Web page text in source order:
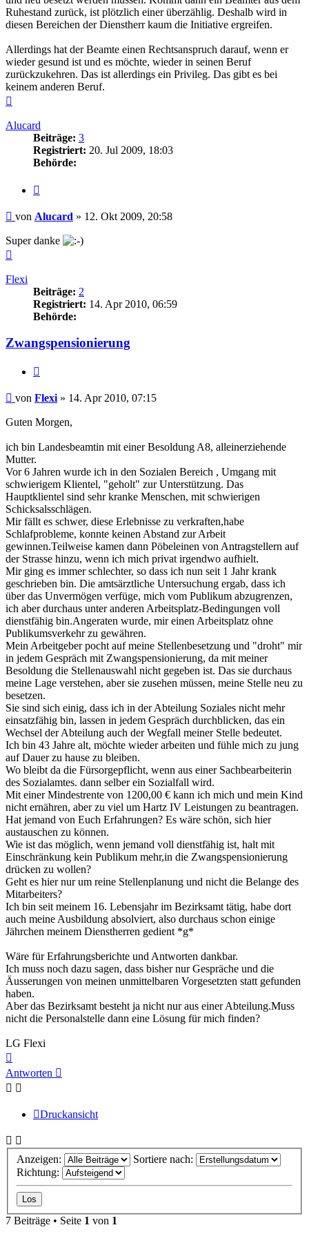
Ruhestand zurück, ist plötzlich einer überzählig. Deshalb wird in
diesen Bereichen der Dienstherr kaum die Initiative ergreifen.
Allerdings hat der Beamte einen Rechtsanspruch darauf, wenn er
wieder gesund ist und es möchte, wieder in seinen Beruf
zurückzukehren. Das ist allerdings ein Privileg. Das gibt es bei
keinem anderen Beruf.
Alucard
Beiträge: 3
Registriert: 20. Jul 2009, 18:03
Behörde:
Beitrag
von Alucard » 12. Okt 2009, 20:58
Super danke
Flexi
Beiträge: 2
Registriert: 14. Apr 2010, 06:59
Behörde:
Zwangspensionierung
Beitrag
von Flexi » 14. Apr 2010, 07:15
Guten Morgen,
ich bin Landesbeamtin mit einer Besoldung A8, alleinerziehende
Mutter.
Vor 6 Jahren wurde ich in den Sozialen Bereich , Umgang mit
schwierigem Klientel, "geholt" zur Unterstützung. Das
Hauptklientel sind sehr kranke Menschen, mit schwierigen
Schicksalsschlägen.
Mir fällt es schwer, diese Erlebnisse zu verkraften,habe
Schlafprobleme, konnte keinen Abstand zur Arbeit
gewinnen.Teilweise kamen dann Pöbeleinen von Antragstellern auf
der Strasse hinzu, wenn ich mich privat irgendwo aufhielt.
Mir ging es immer schlechter, so dass ich nun seit 1 Jahr krank
geschrieben bin. Die amtsärztliche Untersuchung ergab, dass ich
über das Unvermögen verfüge, mich vom Publikum abzugrenzen,
ich aber durchaus unter anderen Arbeitsplatz-Bedingungen voll
dienstfähig bin.Angeraten wurde, mir einen Arbeitsplatz ohne
Publikumsverkehr zu gewähren.
Mein Arbeitgeber pocht auf meine Stellenbesetzung und "droht" mir
in jedem Gespräch mit Zwangspensionierung, da mit meiner
Besoldung die Stellenauswahl nicht gegeben ist. Das sie durchaus
meine Lage verstehen, aber sie zusehen müssen, meine Stelle neu zu
besetzen.
Sie sind sich einig, dass ich in der Abteilung Soziales nicht mehr
einsatzfähig bin, lassen in jedem Gespräch durchblicken, das ein
Wechsel der Abteilung auch der Wegfall meiner Stelle bedeutet.
Ich bin 43 Jahre alt, möchte wieder arbeiten und fühle mich zu jung
auf Dauer zu hause zu bleiben.
Wo bleibt da die Fürsorgepflicht, wenn aus einer Sachbearbeiterin
des Sozialamtes. dann selber ein Sozialfall wird.
Mit einer Mindestrente von 1200,00 € kann ich mich und mein Kind
nicht ernähren, aber zu viel um Hartz IV Leistungen zu beantragen.
Hat jemand von Euch Erfahrungen? Es wäre schön, sich hier
austauschen zu können.
Wie ist das möglich, wenn jemand voll dienstfähig ist, halt mit
Einschränkung kein Publikum mehr,in die Zwangspensionierung
drücken zu wollen?
Geht es hier nur um reine Stellenplanung und nicht die Belange des
Mitarbeiters?
Ich bin seit meinem 16. Lebensjahr im Bezirksamt tätig, habe dort
auch meine Ausbildung absolviert, also durchaus schon einige
Jährchen meinem Dienstherren gedient *g*
Wäre für Erfahrungsberichte und Antworten dankbar.
Ich muss noch dazu sagen, dass bisher nur Gespräche und die
Äusserungen von meinen unmittelbaren Vorgesetzten statt gefunden
haben.
Aber das Bezirksamt besteht ja nicht nur aus einer Abteilung.Muss
nicht die Personalstelle dann eine Lösung für mich finden?
LG Flexi
oben
Antworten
Druckansicht
Anzeigen:
Sortiere nach:
Richtung:
7 Beiträge • Seite 1 von 1